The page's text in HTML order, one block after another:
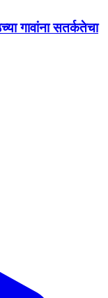
गावांना सतर्कतेचा